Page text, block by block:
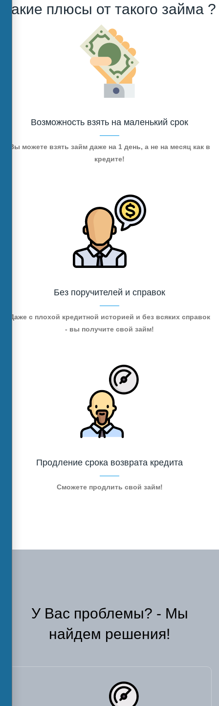
Какие плюсы от такого займа ?
Возможность взять на маленький срок
Вы можете взять займ даже на 1 день, а не на месяц как в
кредите!
Без поручителей и справок
Даже с плохой кредитной историей и без всяких справок
- вы получите свой займ!
Продление срока возврата кредита
Сможете продлить свой займ!
У Вас проблемы? - Мы
найдем решения!